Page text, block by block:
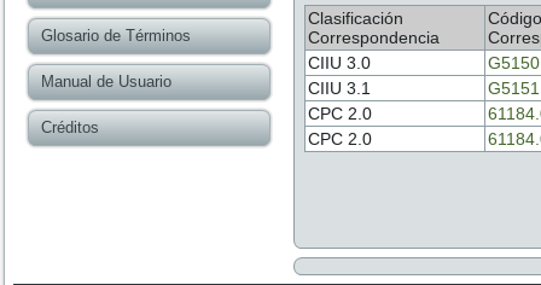
Glosario de Términos
Manual de Usuario
Créditos
Clasificación
Correspondencia
Código
CIIU 3.0
CIIU 3.1
CPC 2.0
CPC 2.0